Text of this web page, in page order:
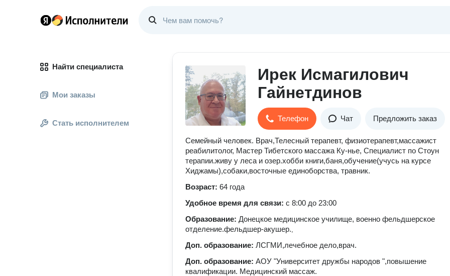
Найти специалиста
Мои заказы
Стать исполнителем
Ирек Исмагилович
Гайнетдинов
Телефон Чат Предложить заказ
Семейный человек. Врач,Телесный терапевт, физиотерапевт,массажист
реабилитолог, Мастер Тибетского массажа Ку-нье, Специалист по Стоун
терапии.живу у леса и озер.хобби книги,баня,обучение(учусь на курсе
Хиджамы),собаки,восточные единоборства, травник.
Возраст: 64 года
Удобное время для связи: с 8:00 до 23:00
Образование: Донецкое медицинское училище, военно фельдшерское
отделение.фельдшер-акушер.,
Доп. образование: ЛСГМИ,лечебное дело,врач.
Доп. образование: АОУ "Университет дружбы народов ",повышение
квалификации. Медицинский массаж.